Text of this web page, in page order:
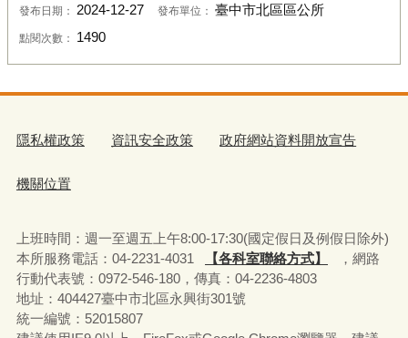
發布日期： 2024-12-27 發布單位： 臺中市北區區公所
點閱次數： 1490
隱私權政策 資訊安全政策 政府網站資料開放宣告
機關位置
上班時間：週一至週五上午8:00-17:30(國定假日及例假日除外)
本所服務電話：04-2231-4031
【各科室聯絡方式】
，網路
行動代表號：0972-546-180， 傳真：04-2236-4803
地址：404427臺中市北區永興街301號
統一編號：52015807